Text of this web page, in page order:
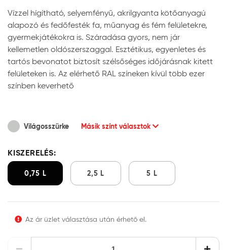
Vízzel hígítható, selyemfényű, akrilgyanta kötőanyagú
alapozó és fedőfesték fa, műanyag és fém felületekre,
gyermekjátékokra is. Száradása gyors, nem jár
kellemetlen oldószerszaggal. Esztétikus, egyenletes és
tartós bevonatot biztosít szélsőséges időjárásnak kitett
felületeken is. Az elérhető RAL színeken kívül több ezer
színben keverhető
Világosszürke Másik színt választok
KISZERELÉS:
0,75 L 2,5 L 5 L
Az ár üzlet választása után érhető el.